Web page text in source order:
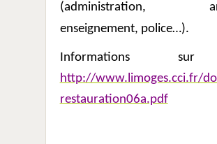
(administration,
enseignement, police…).
Informations
http://www.limoges.cci.fr/
restauration06a.pdf